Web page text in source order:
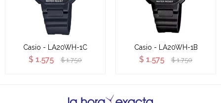
Casio - LA20WH-1C
$ 1.575 $ 1.750
Casio - LA20WH-1B
$ 1.575 $ 1.750